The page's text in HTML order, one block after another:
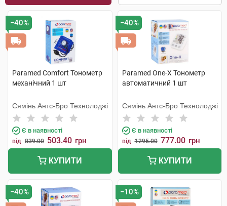
−40%
Paramed Comfort Тонометр
механічний 1 шт
Сямінь Антс-Бро Технолоджі
Є в наявності
від 839.00 503.40 грн
КУПИТИ
−40%
Paramed One-X Тонометр
автоматичний 1 шт
Сямінь Антс-Бро Технолоджі
Є в наявності
від 1295.00 777.00 грн
КУПИТИ
−40% −10%